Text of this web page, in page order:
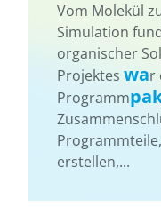
Vom Molekül
Simulation
organischer
Projektes war
Programm
erstellen,...